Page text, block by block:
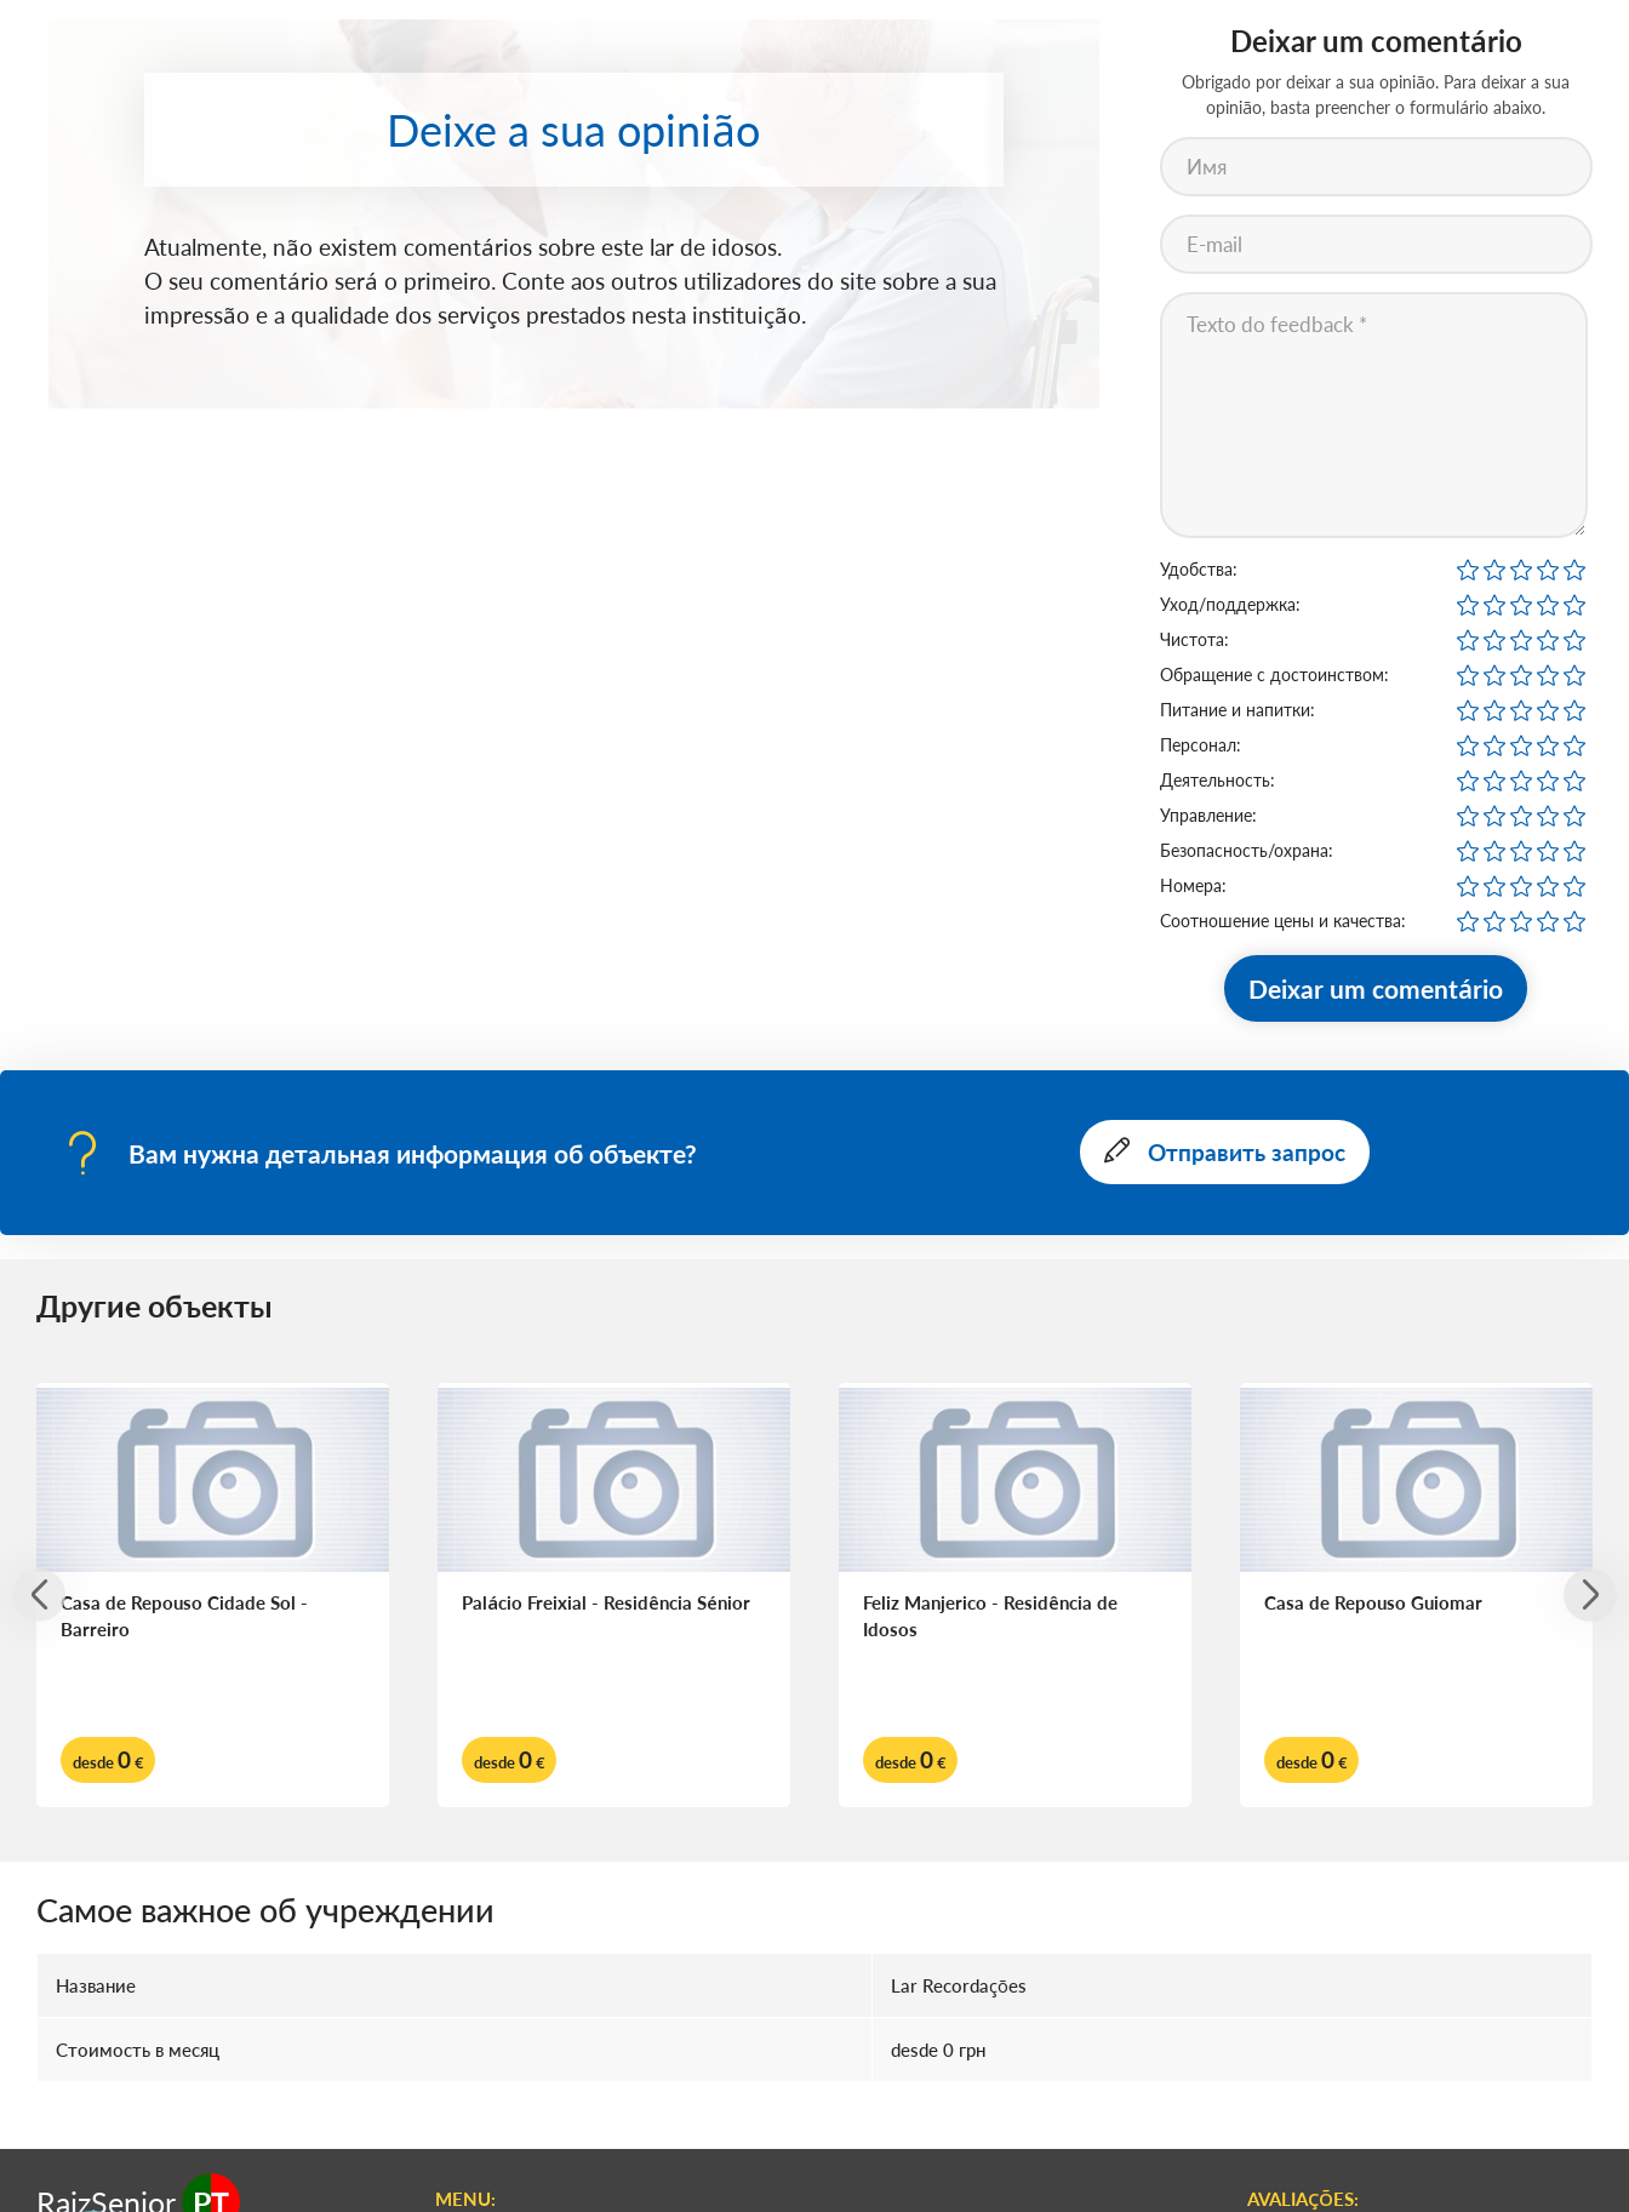
Deixe a sua opinião
Atualmente, não existem comentários sobre este lar de idosos.
O seu comentário será o primeiro. Conte aos outros utilizadores do site sobre a sua
impressão e a qualidade dos serviços prestados nesta instituição.
Deixar um comentário
Obrigado por deixar a sua opinião. Para deixar a sua
opinião, basta preencher o formulário abaixo.
Удобства:
Уход/поддержка:
Чистота:
Обращение с достоинством:
Питание и напитки:
Персонал:
Деятельность:
Управление:
Безопасность/охрана:
Номера:
Соотношение цены и качества:
Deixar um comentário
Вам нужна детальная информация об объекте? Отправить запрос
Другие объекты
Casa de Repouso Cidade Sol -
Barreiro
desde0€
Palácio Freixial - Residência Sénior
desde0€
Feliz Manjerico - Residência de
Idosos
desde0€
Casa de Repouso Guiomar
desde0€
Самое важное об учреждении
Название Lar Recordações
Стоимость в месяц desde 0 грн
RaizSenior PT MENU: AVALIAÇÕES: